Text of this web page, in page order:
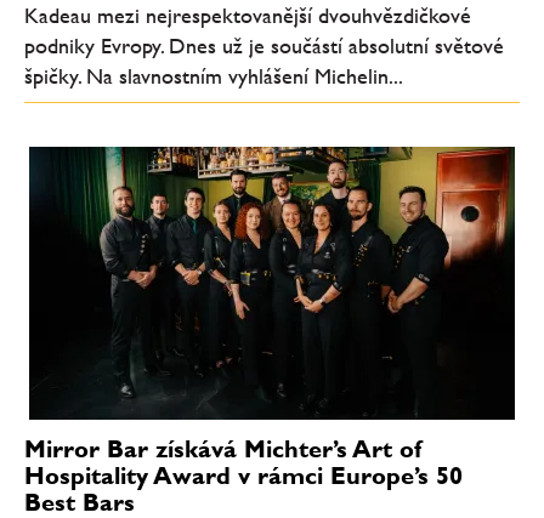
Kadeau mezi nejrespektovanější dvouhvězdičkové
podniky Evropy. Dnes už je součástí absolutní světové
špičky. Na slavnostním vyhlášení Michelin...
Mirror Bar získává Michter’s Art of
Hospitality Award v rámci Europe’s 50
Best Bars